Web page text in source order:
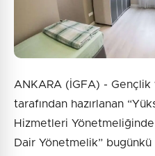
ANKARA (İGFA) - Gençlik
tarafından hazırlanan
Hizmetleri Yönetmeliğinde
Dair Yönetmelik” bugünkü